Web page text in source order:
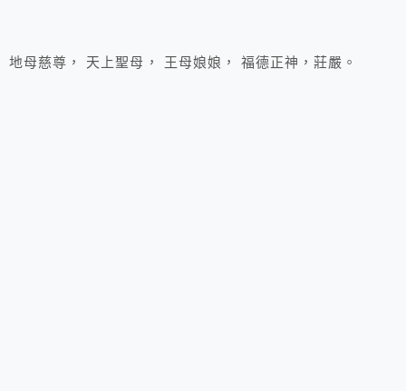
地母慈尊， 天上聖母， 王母娘娘， 福德正神，莊嚴。